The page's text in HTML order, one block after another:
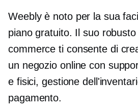
Weebly è noto per la sua
piano gratuito. Il suo
commerce ti consente di
un negozio online con
e fisici, gestione
pagamento.